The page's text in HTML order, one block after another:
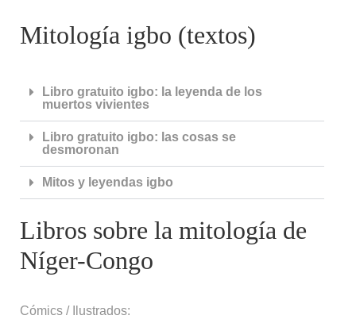
Mitología igbo (textos)
Libro gratuito igbo: la leyenda de los
muertos vivientes
Libro gratuito igbo: las cosas se
desmoronan
Mitos y leyendas igbo
Libros sobre la mitología de
Níger-Congo
Cómics / Ilustrados: